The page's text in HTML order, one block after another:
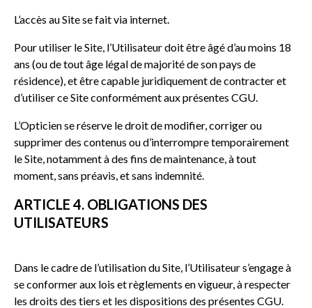
L’accès au Site se fait via internet.
Pour utiliser le Site, l’Utilisateur doit être âgé d’au moins 18
ans (ou de tout âge légal de majorité de son pays de
résidence), et être capable juridiquement de contracter et
d’utiliser ce Site conformément aux présentes CGU.
L’Opticien se réserve le droit de modifier, corriger ou
supprimer des contenus ou d’interrompre temporairement
le Site, notamment à des fins de maintenance, à tout
moment, sans préavis, et sans indemnité.
ARTICLE 4. OBLIGATIONS DES
UTILISATEURS
Dans le cadre de l’utilisation du Site, l’Utilisateur s’engage à
se conformer aux lois et règlements en vigueur, à respecter
les droits des tiers et les dispositions des présentes CGU.